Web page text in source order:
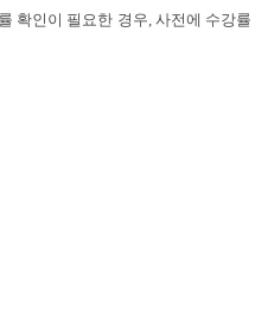
확인이 필요한 경우, 사전에 수강